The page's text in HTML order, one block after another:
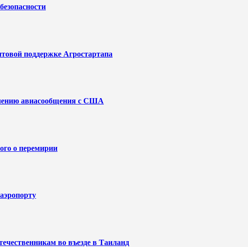
поддержке Агростартапа
авиасообщения с США
о перемирии
во въезде в Таиланд